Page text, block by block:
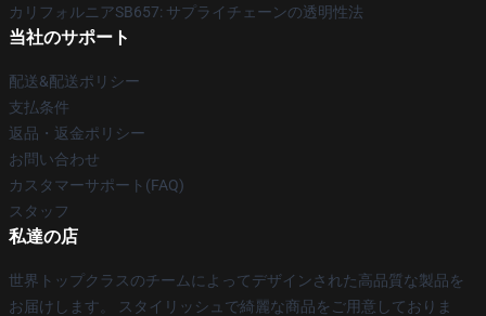
カリフォルニアSB657: サプライチェーンの透明性法
当社のサポート
配送&配送ポリシー
支払条件
返品・返金ポリシー
お問い合わせ
カスタマーサポート(FAQ)
スタッフ
私達の店
世界トップクラスのチームによってデザインされた高品質な製品を
お届けします。 スタイリッシュで綺麗な商品をご用意しておりま